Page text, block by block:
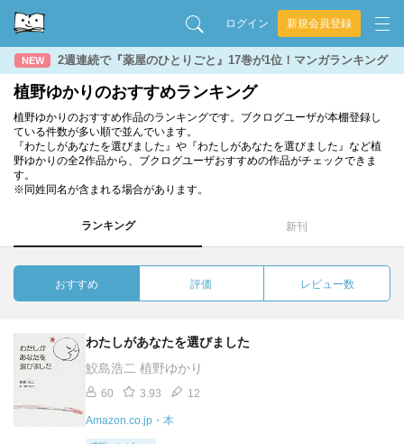
ログイン 新規会員登録
NEW 2週連続で『薬屋のひとりごと』17巻が1位！マンガランキング
植野ゆかりのおすすめランキング
植野ゆかりのおすすめ作品のランキングです。ブクログユーザが本棚登録し
ている件数が多い順で並んでいます。
『わたしがあなたを選びました』や『わたしがあなたを選びました』など植
野ゆかりの全2作品から、ブクログユーザおすすめの作品がチェックできま
す。
※同姓同名が含まれる場合があります。
ランキング 新刊
おすすめ 評価 レビュー数
わたしがあなたを選びました
鮫島浩二 植野ゆかり
60 3.93 12
Amazon.co.jp・本